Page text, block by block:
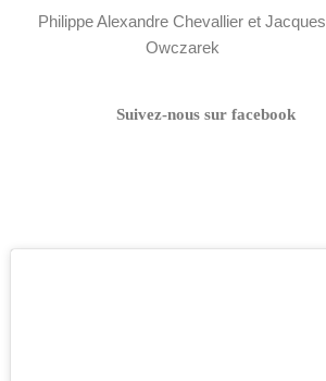
Philippe Alexandre Chevallier et Jacques
Owczarek
Suivez-nous sur facebook